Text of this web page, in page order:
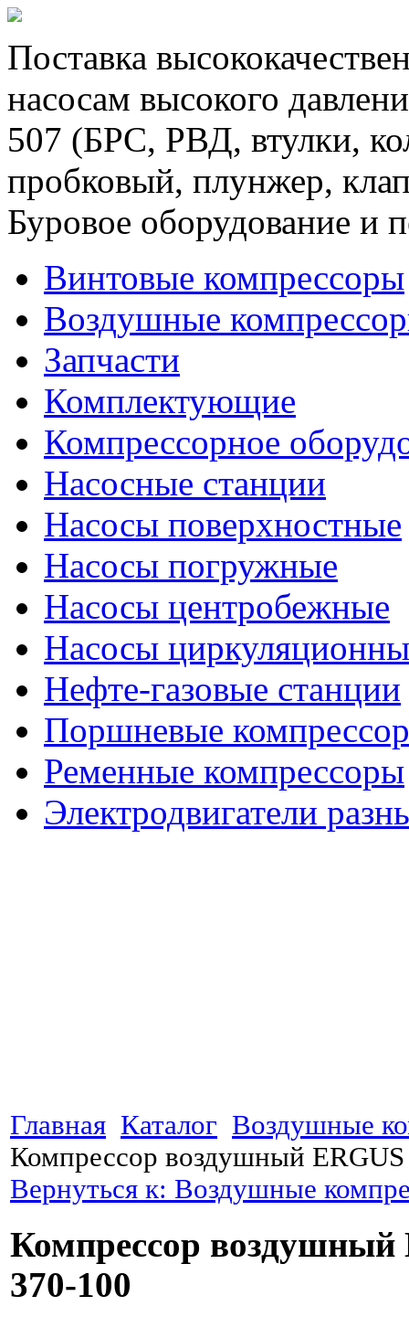
Поставка
насосам высокого
507 (БРС, РВД, втулки,
пробковый, плунжер,
Буровое оборудование и
Винтовые компрессоры
Воздушные
Запчасти
Комплектующие
Компрессорное
Насосные станции
Насосы поверхностные
Насосы погружные
Насосы центробежные
Насосы
Нефте-газовые станции
Поршневые
Ременные компрессоры
Электродвигатели
Главная Каталог Воздушные
Компрессор воздушный
Вернуться к: Воздушные
Компрессор воздушный
370-100